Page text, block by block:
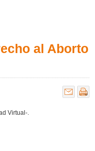
al Aborto
Virtual-.